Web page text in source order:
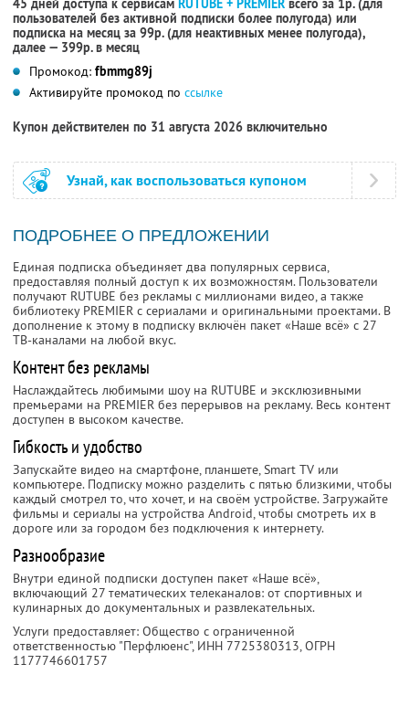
45 дней доступа к сервисам RUTUBE + PREMIER всего за 1р. (для
пользователей без активной подписки более полугода) или
подписка на месяц за 99р. (для неактивных менее полугода),
далее — 399р. в месяц
Промокод: fbmmg89j
Активируйте промокод по ссылке
Купон действителен по 31 августа 2026 включительно
Узнай, как воспользоваться купоном
ПОДРОБНЕЕ О ПРЕДЛОЖЕНИИ
Единая подписка объединяет два популярных сервиса,
предоставляя полный доступ к их возможностям. Пользователи
получают RUTUBE без рекламы с миллионами видео, а также
библиотеку PREMIER с сериалами и оригинальными проектами. В
дополнение к этому в подписку включён пакет «Наше всё» с 27
ТВ-каналами на любой вкус.
Контент без рекламы
Наслаждайтесь любимыми шоу на RUTUBE и эксклюзивными
премьерами на PREMIER без перерывов на рекламу. Весь контент
доступен в высоком качестве.
Гибкость и удобство
Запускайте видео на смартфоне, планшете, Smart TV или
компьютере. Подписку можно разделить с пятью близкими, чтобы
каждый смотрел то, что хочет, и на своём устройстве. Загружайте
фильмы и сериалы на устройства Android, чтобы смотреть их в
дороге или за городом без подключения к интернету.
Разнообразие
Внутри единой подписки доступен пакет «Наше всё»,
включающий 27 тематических телеканалов: от спортивных и
кулинарных до документальных и развлекательных.
Услуги предоставляет: Общество с ограниченной
ответственностью "Перфлюенс", ИНН 7725380313, ОГРН
1177746601757